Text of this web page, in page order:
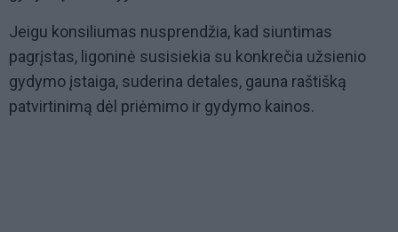
Jeigu konsiliumas nusprendžia, kad siuntimas
pagrįstas, ligoninė susisiekia su konkrečia užsienio
gydymo įstaiga, suderina detales, gauna raštišką
patvirtinimą dėl priėmimo ir gydymo kainos.